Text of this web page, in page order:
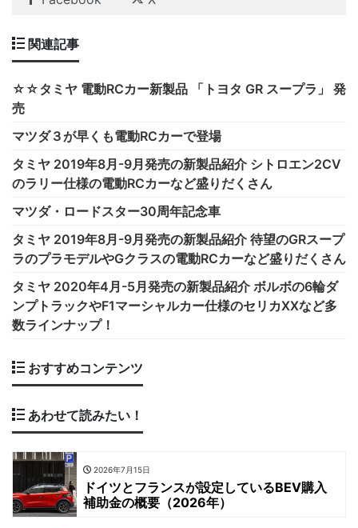
関連記事
☆☆タミヤ 電動RCカー新製品 「トヨタ GR スープラ」 発
売
マツダ３が早くも電動RCカーで登場
タミヤ 2019年8月-9月発売の新製品紹介 シトロエン2CV
のラリー仕様の電動RCカーなど盛りだくさん
マツダ・ロードスター30周年記念車
タミヤ 2019年8月-9月発売の新製品紹介 待望のGRスープ
ラのプラモデルやGクラスの電動RCカーなど盛りだくさん
タミヤ 2020年4月-5月発売の新製品紹介 ボルボの6輪ダ
ンプトラックやF1マーシャルカー仕様のセリカXXなど多
数ラインナップ！
おすすめコンテンツ
あわせて読みたい！
2026年7月15日
ドイツとフランスが設定しているBEV購入
補助金の概要（2026年）